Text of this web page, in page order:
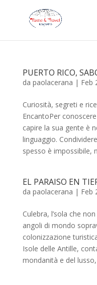
PUERTO RICO,
da paolacerana | Feb
Curiosità, segreti e
EncantoPer
capire la sua gente è
linguaggio.
spesso è impossibile,
EL PARAISO EN
da paolacerana | Feb
Culebra, l’sola che
angoli di mondo
colonizzazione
Isole delle Antille,
mondanità e del